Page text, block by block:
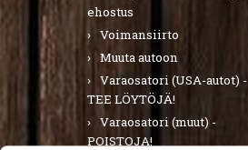
ehostus
Voimansiirto
Muuta autoon
Varaosatori (USA-autot) -
TEE LÖYTÖJÄ!
Varaosatori (muut) -
POISTOJA!